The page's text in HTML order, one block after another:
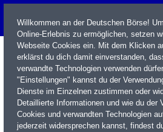
Name / WKN / ISIN / Kürzel
Willkommen an der Deutschen Börse!
Online-Erlebnis zu ermöglichen, setzen
Webseite Cookies ein. Mit dem Klicken
erklärst du dich damit einverstanden,
verwandte Technologien verwenden
"Einstellungen" kannst du der
Dienste im Einzelnen zustimmen oder
Detaillierte Informationen und wie du der
Cookies und verwandten Technologien
jederzeit widersprechen kannst, findest